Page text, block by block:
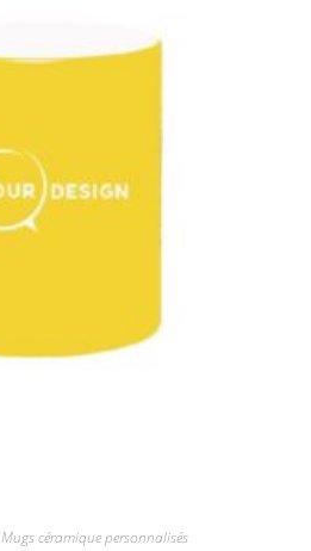
Mugs céramique personnalisés